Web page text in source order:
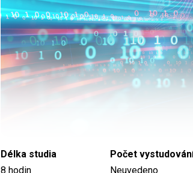
Délka studia
8 hodin
Počet
Neuvedeno